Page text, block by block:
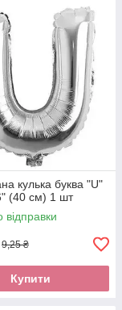
кулька буква "U"
(40 см) 1 шт
відправки
9,25 ₴
Купити